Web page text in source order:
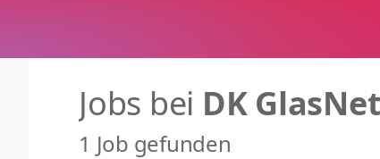
Jobs bei DK
1 Job gefunden